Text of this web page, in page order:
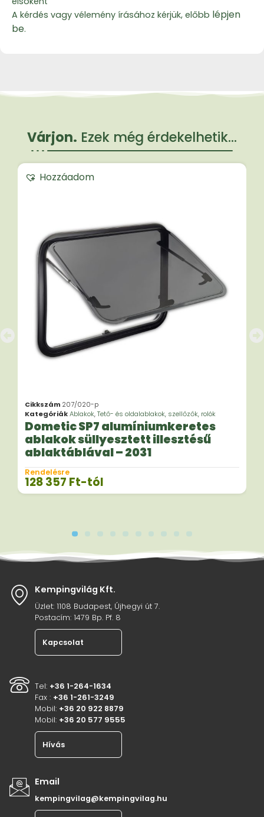
A kérdés vagy vélemény írásához kérjük, előbb lépjen
be.
Várjon. Ezek még érdekelhetik...
Hozzáadom
Cikkszám 207/020-p
KategóriákAblakok,Tető- és oldalablakok, szellőzők, rolók
Dometic SP7 alumíniumkeretes
ablakok süllyesztett illesztésű
ablaktáblával – 2031
Rendelésre
128 357 Ft-tól
Kempingvilág Kft.
Üzlet: 1108 Budapest, Újhegyi út 7.
Postacím: 1479 Bp. Pf. 8
Kapcsolat
Tel: +36 1-264-1634
Fax : +36 1-261-3249
Mobil: +36 20 922 8879
Mobil: +36 20 577 9555
Hívás
Email
kempingvilag@kempingvilag.hu